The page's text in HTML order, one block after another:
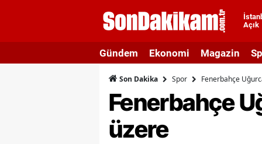
Açık
Gündem Ekonomi Magazin
Son Dakika Spor Fenerbahçe
Fenerbahçe
üzere